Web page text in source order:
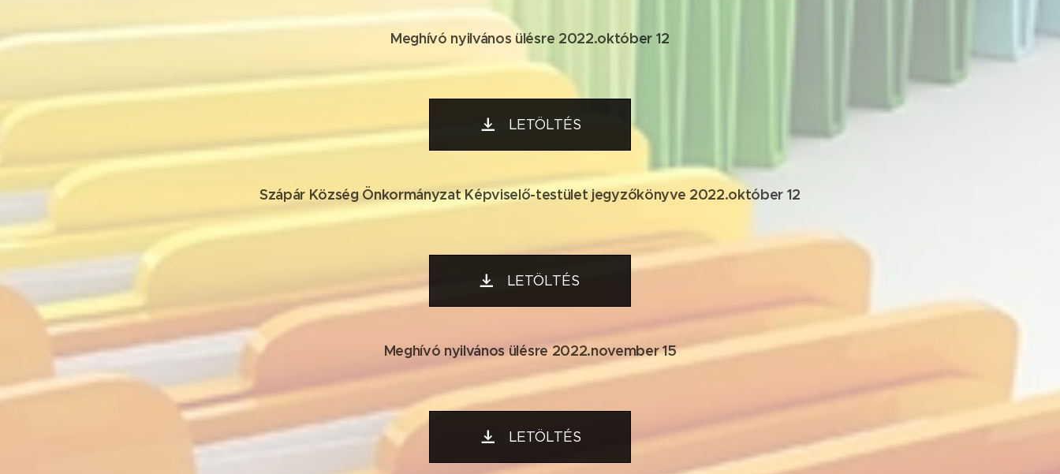
Meghívó nyilvános ülésre 2022.október 12
LETÖLTÉS
Szápár Község Önkormányzat Képviselő-testület jegyzőkönyve 2022.október 12
LETÖLTÉS
Meghívó nyilvános ülésre 2022.november 15
LETÖLTÉS